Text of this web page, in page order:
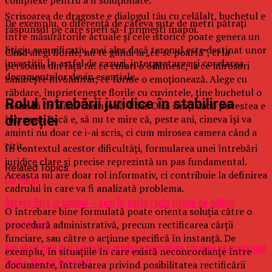
Scrisoarea de dragoste e dialogul tău cu celălalt, buchetul e
răspunsul pe care speri să-l primești înapoi.
Când alegi florile, nu te gândi la „ce se poartă”, ci la
persoana din fața ta: ce culori o odihnesc, la ce mirosuri
zâmbește involuntar, ce forme o emoționează. Alege cu
răbdare, împrietenește florile cu cuvintele, ține buchetul o
secundă în mâini înainte să-l dai. O să simți dacă povestea e
întreagă. Dacă e, să nu te mire că, peste ani, cineva își va
aminti nu doar ce i-ai scris, ci cum mirosea camera când a
citit.
Related Topics:
Up Next
Access Bars și somnul – cum îți poate regla ritmul de odihnă
Don't Miss
Am găsit cele mai calitative produse cosmetice coreene pe magazinul
Yselia. Merită încercat!
De exemplu, o diferență de câteva sute de metri pătrați
între măsurătorile actuale și cele istorice poate genera un
litigiu semnificativ, mai ales dacă terenul este destinat unor
investiții. În astfel de cazuri, interpretarea și corelarea
documentelor devin esențiale.
Rolul întrebării juridice în stabilirea
direcției
În contextul acestor dificultăți, formularea unei întrebări
juridice clare și precise reprezintă un pas fundamental.
Aceasta nu are doar rol informativ, ci contribuie la definirea
cadrului în care va fi analizată problema.
O întrebare bine formulată poate orienta soluția către o
procedură administrativă, precum rectificarea cărții
funciare, sau către o acțiune specifică în instanță. De
exemplu, în situațiile în care există neconcordanțe între
documente, întrebarea privind posibilitatea rectificării